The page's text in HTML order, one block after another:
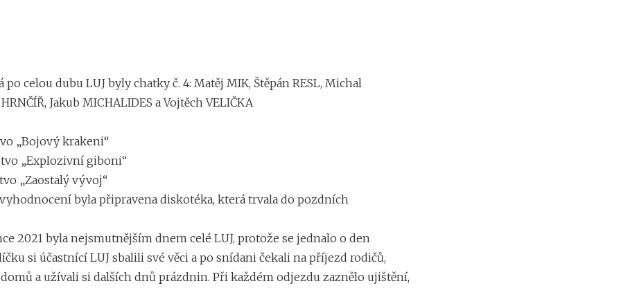
celou dubu LUJ byly chatky č. 4: Matěj MIK, Štěpán RESL, Michal
Jakub MICHALIDES a Vojtěch VELIČKA
„Bojový krakeni“
„Explozivní giboni“
„Zaostalý vývoj“
byla připravena diskotéka, která trvala do pozdních
2021 byla nejsmutnějším dnem celé LUJ, protože se jednalo o den
si účastnící LUJ sbalili své věci a po snídani čekali na příjezd rodičů,
a užívali si dalších dnů prázdnin. Při každém odjezdu zaznělo ujištění,